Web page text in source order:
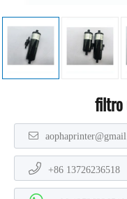
filtro
+86 13726236518